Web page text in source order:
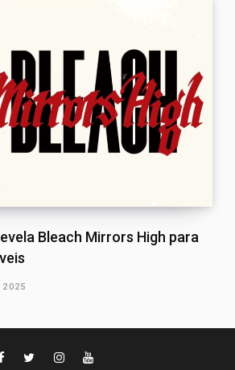
Bleach Mirrors High para
2025